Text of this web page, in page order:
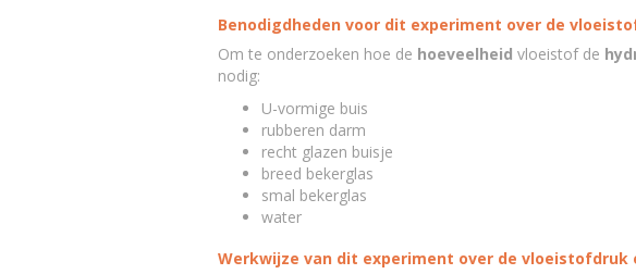
Benodigdheden voor dit experiment over de
Om te onderzoeken hoe de hoeveelheid vloeistof de
nodig:
U-vormige buis
rubberen darm
recht glazen buisje
breed bekerglas
smal bekerglas
water
Werkwijze van dit experiment over de vloeistofdruk